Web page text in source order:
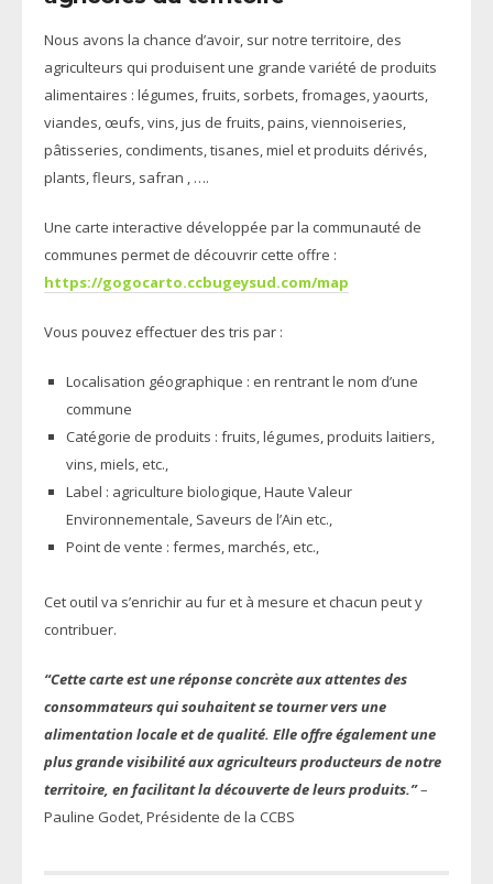
Nous avons la chance d’avoir, sur notre territoire, des
agriculteurs qui produisent une grande variété de produits
alimentaires : légumes, fruits, sorbets, fromages, yaourts,
viandes, œufs, vins, jus de fruits, pains, viennoiseries,
pâtisseries, condiments, tisanes, miel et produits dérivés,
plants, fleurs, safran , ….
Une carte interactive développée par la communauté de
communes permet de découvrir cette offre :
https://gogocarto.ccbugeysud.com/map
Vous pouvez effectuer des tris par :
Localisation géographique : en rentrant le nom d’une
commune
Catégorie de produits : fruits, légumes, produits laitiers,
vins, miels, etc.,
Label : agriculture biologique, Haute Valeur
Environnementale, Saveurs de l’Ain etc.,
Point de vente : fermes, marchés, etc.,
Cet outil va s’enrichir au fur et à mesure et chacun peut y
contribuer.
“Cette carte est une réponse concrète aux attentes des
consommateurs qui souhaitent se tourner vers une
alimentation locale et de qualité. Elle offre également une
plus grande visibilité aux agriculteurs producteurs de notre
territoire, en facilitant la découverte de leurs produits.”–
Pauline Godet, Présidente de la CCBS